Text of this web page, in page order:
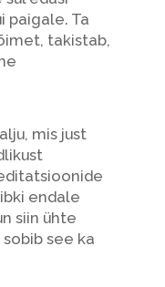
paigale. Ta
takistab,
mis just
endale
siin ühte
see ka